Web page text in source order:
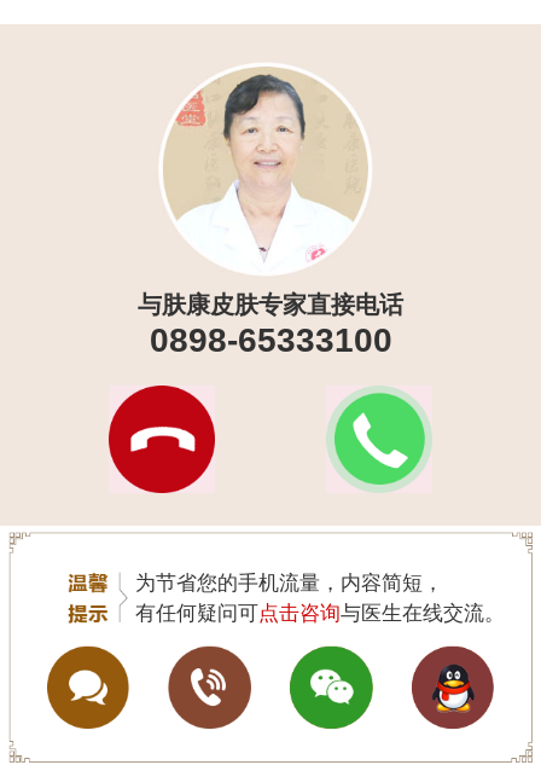
与肤康皮肤专家直接电话
0898-65333100
为节省您的手机流量，内容简短，
有任何疑问可点击咨询与医生在线交流。